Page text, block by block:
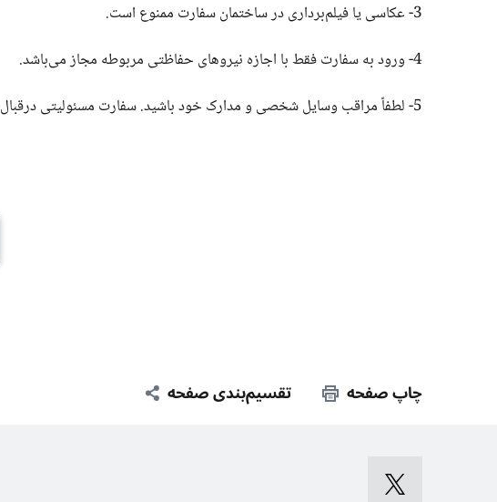
3- عکاسی یا فیلم‌برداری در ساختمان سفارت ممنوع است.
4- ورود به سفارت فقط با اجازه نیروهای حفاظتی مربوطه مجاز می‌باشد.
5- لطفاً مراقب وسایل شخصی و مدارک خود باشید. سفارت مسئولیتی درقبال مفقودی و یا سرقت آن ها بر عهده نمی گیرد.
چاپ صفحه تقسیم‌بندی صفحه